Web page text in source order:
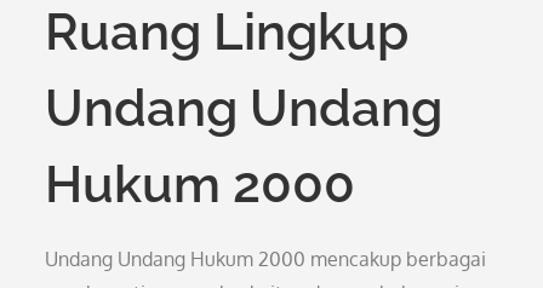
Ruang Lingkup
Undang Undang
Hukum 2000
Undang Undang Hukum 2000 mencakup berbagai